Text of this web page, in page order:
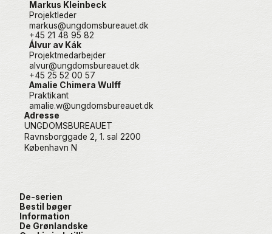
Markus Kleinbeck
Projektleder
markus@ungdomsbureauet.dk
+45 21 48 95 82
Álvur av Kák
Projektmedarbejder
alvur@ungdomsbureauet.dk
+45 25 52 00 57
Amalie Chimera Wulff
Praktikant
amalie.w@ungdomsbureauet.dk
Adresse
UNGDOMSBUREAUET
Ravnsborggade 2, 1. sal 2200
København N
De-serien
Bestil bøger
Information
De Grønlandske